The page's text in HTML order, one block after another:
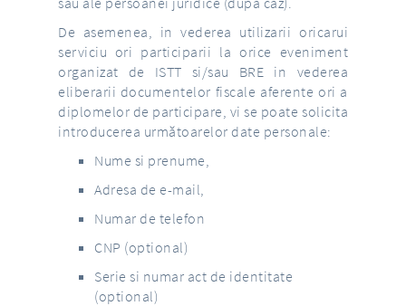
De asemenea, in vederea utilizarii oricarui
serviciu ori participarii la orice eveniment
organizat de ISTT si/sau BRE in vederea
eliberarii documentelor fiscale aferente ori a
diplomelor de participare, vi se poate solicita
introducerea următoarelor date personale:
Nume si prenume,
Adresa de e-mail,
Numar de telefon
CNP (optional)
Serie si numar act de identitate
(optional)